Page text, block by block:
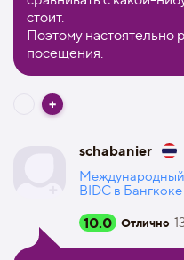
стоит.
Поэтому
посещения.
schabanier
Международный
BIDC в
10.0 Отлично